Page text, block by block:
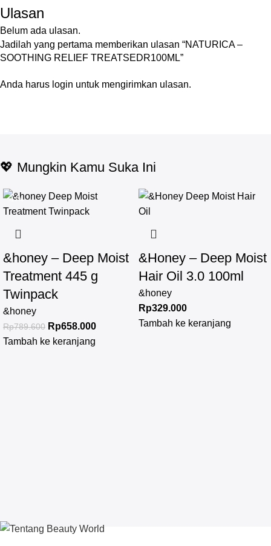
Ulasan
Belum ada ulasan.
Jadilah yang pertama memberikan ulasan “NATURICA –
SOOTHING RELIEF TREATSEDR100ML”
Anda harus login untuk mengirimkan ulasan.
💖 Mungkin Kamu Suka Ini
-17%
&honey – Deep Moist
Treatment 445 g
Twinpack
&honey
Rp789.600 Rp658.000
Tambah ke keranjang
&Honey – Deep Moist
Hair Oil 3.0 100ml
&honey
Rp329.000
Tambah ke keranjang